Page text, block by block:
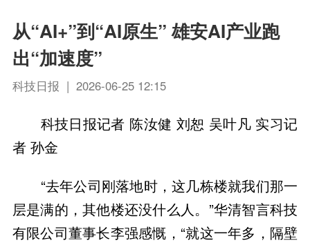
从“AI+”到“AI原生” 雄安AI产业跑
出“加速度”
科技日报 | 2026-06-25 12:15
科技日报记者 陈汝健 刘恕 吴叶凡 实习记
者 孙金
“去年公司刚落地时，这几栋楼就我们那一
层是满的，其他楼还没什么人。”华清智言科技
有限公司董事长李强感慨，“就这一年多，隔壁